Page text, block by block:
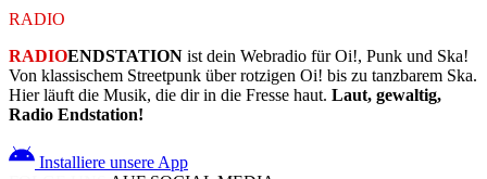
RADIO
RADIOENDSTATION ist dein Webradio für Oi!, Punk und Ska!
Von klassischem Streetpunk über rotzigen Oi! bis zu tanzbarem Ska.
Hier läuft die Musik, die dir in die Fresse haut. Laut, gewaltig,
Radio Endstation!
Installiere unsere App